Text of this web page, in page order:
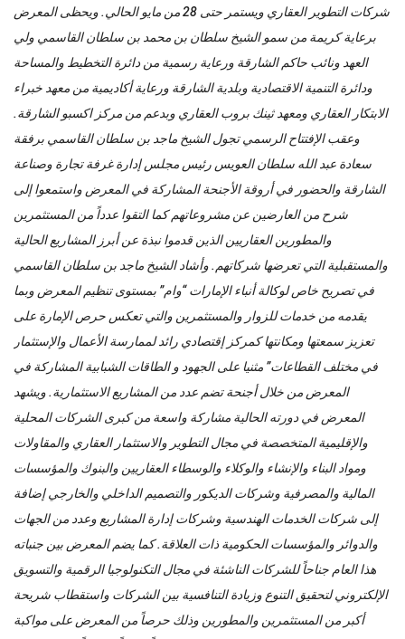
شركات التطوير العقاري ويستمر حتى 28 من مايو الحالي. ويحظى المعرض
برعاية كريمة من سمو الشيخ سلطان بن محمد بن سلطان القاسمي ولي
العهد ونائب حاكم الشارقة ورعاية رسمية من دائرة التخطيط والمساحة
ودائرة التنمية الاقتصادية وبلدية الشارقة ورعاية أكاديمية من معهد خبراء
الابتكار العقاري ومعهد ثينك بروب العقاري وبدعم من مركز اكسبو الشارقة.
وعقب الإفتتاح الرسمي تجول الشيخ ماجد بن سلطان القاسمي برفقة
سعادة عبد الله سلطان العويس رئيس مجلس إدارة غرفة تجارة وصناعة
الشارقة والحضور في أروقة الأجنحة المشاركة في المعرض واستمعوا إلى
شرح من العارضين عن مشروعاتهم كما التقوا عدداً من المستثمرين
والمطورين العقاريين الذين قدموا نبذة عن أبرز المشاريع الحالية
والمستقبلية التي تعرضها شركاتهم. وأشاد الشيخ ماجد بن سلطان القاسمي
في تصريح خاص لوكالة أنباء الإمارات “وام” بمستوى تنظيم المعرض وبما
يقدمه من خدمات للزوار والمستثمرين والتي تعكس حرص الإمارة على
تعزيز سمعتها ومكانتها كمركز إقتصادي رائد لممارسة الأعمال والإستثمار
في مختلف القطاعات” مثنيا على الجهود و الطاقات الشبابية المشاركة في
المعرض من خلال أجنحة تضم عدد من المشاريع الاستثمارية. ويشهد
المعرض في دورته الحالية مشاركة واسعة من كبرى الشركات المحلية
والإقليمية المتخصصة في مجال التطوير والاستثمار العقاري والمقاولات
ومواد البناء والإنشاء والوكلاء والوسطاء العقاريين والبنوك والمؤسسات
المالية والمصرفية وشركات الديكور والتصميم الداخلي والخارجي إضافة
إلى شركات الخدمات الهندسية وشركات إدارة المشاريع وعدد من الجهات
والدوائر والمؤسسات الحكومية ذات العلاقة. كما يضم المعرض بين جنباته
هذا العام جناحاً للشركات الناشئة في مجال التكنولوجيا الرقمية والتسويق
الإلكتروني لتحقيق التنوع وزيادة التنافسية بين الشركات واستقطاب شريحة
أكبر من المستثمرين والمطورين وذلك حرصاً من المعرض على مواكبة